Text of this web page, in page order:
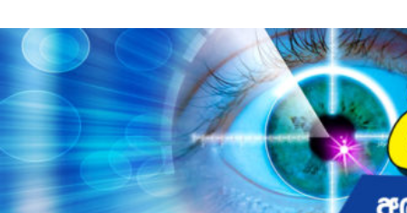
to
contentvinivida.lk